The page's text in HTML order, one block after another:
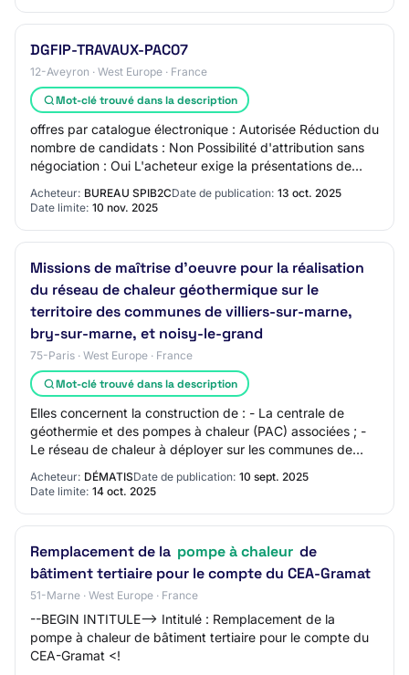
DGFIP-TRAVAUX-PAC07
12-Aveyron · West Europe · France
Mot-clé trouvé dans la description
offres par catalogue électronique : Autorisée Réduction du
nombre de candidats : Non Possibilité d'attribution sans
négociation : Oui L'acheteur exige la présentations de
Acheteur: BUREAU SPIB2CDate de publication: 13 oct. 2025
Date limite: 10 nov. 2025
Missions de maîtrise d'oeuvre pour la réalisation
du réseau de chaleur géothermique sur le
territoire des communes de villiers-sur-marne,
bry-sur-marne, et noisy-le-grand
75-Paris · West Europe · France
Mot-clé trouvé dans la description
Elles concernent la construction de : - La centrale de
géothermie et des pompes à chaleur (PAC) associées ; -
Le réseau de chaleur à déployer sur les communes de
Bry-sur-Marne, Villiers-sur-Marne et…
Acheteur: DÉMATISDate de publication: 10 sept. 2025
Date limite: 14 oct. 2025
Remplacement de la pompe à chaleur de
bâtiment tertiaire pour le compte du CEA-Gramat
51-Marne · West Europe · France
--BEGIN INTITULE--> Intitulé : Remplacement de la
pompe à chaleur de bâtiment tertiaire pour le compte du
CEA-Gramat <!